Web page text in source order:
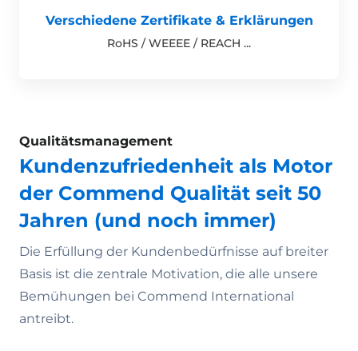
Verschiedene Zertifikate & Erklärungen
RoHS / WEEEE / REACH ...
Qualitätsmanagement
Kundenzufriedenheit als Motor
der Commend Qualität seit 50
Jahren (und noch immer)
Die Erfüllung der Kundenbedürfnisse auf breiter
Basis ist die zentrale Motivation, die alle unsere
Bemühungen bei Commend International
antreibt.